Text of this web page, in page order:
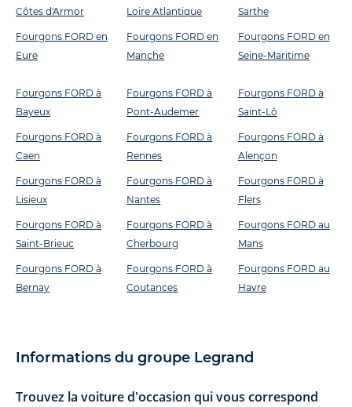
Côtes d'Armor
Fourgons FORD en
Eure
Loire Atlantique
Fourgons FORD en
Manche
Sarthe
Fourgons FORD en
Seine-Maritime
Fourgons FORD à
Bayeux
Fourgons FORD à
Caen
Fourgons FORD à
Lisieux
Fourgons FORD à
Saint-Brieuc
Fourgons FORD à
Bernay
Fourgons FORD à
Pont-Audemer
Fourgons FORD à
Rennes
Fourgons FORD à
Nantes
Fourgons FORD à
Cherbourg
Fourgons FORD à
Coutances
Fourgons FORD à
Saint-Lô
Fourgons FORD à
Alençon
Fourgons FORD à
Flers
Fourgons FORD au
Mans
Fourgons FORD au
Havre
Informations du groupe Legrand
Trouvez la voiture d'occasion qui vous correspond